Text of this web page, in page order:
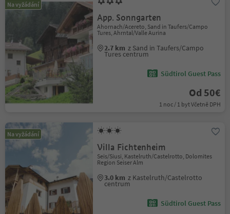
Na vyžádání
App. Sonngarten
Ahornach/Acereto, Sand in Taufers/Campo
Tures, Ahrntal/Valle Aurina
2.7 km z Sand in Taufers/Campo
Tures centrum
Südtirol Guest Pass
Od 50€
1 noc / 1 byt Včetně DPH
Na vyžádání
Villa Fichtenheim
Seis/Siusi, Kastelruth/Castelrotto, Dolomites
Region Seiser Alm
3.0 km z Kastelruth/Castelrotto
centrum
Südtirol Guest Pass